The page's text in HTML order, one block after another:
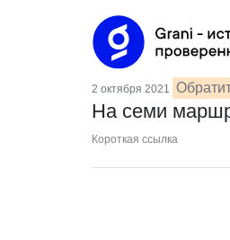
2 октября 2021
На семи
Короткая ссылка